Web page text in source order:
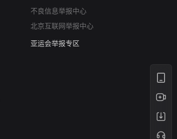
不良信息举报中心
北京互联网举报中心
算法推荐专项举报
亚运会举报专区